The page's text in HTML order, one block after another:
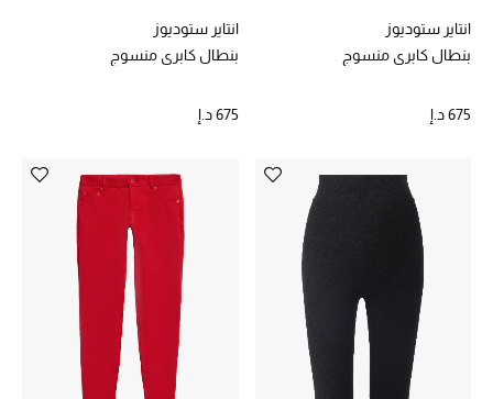
الموسم الجديد
الحقائب النسائية
أحذية النسائية
انتاير ستوديوز
بنطال كابري منسوج
675 د.إ
انتاير ستوديوز
بنطال كابري منسوج
675 د.إ